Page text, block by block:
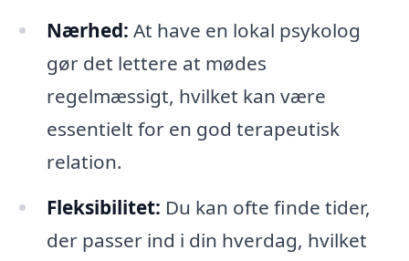
Nærhed: At have en lokal psykolog
gør det lettere at mødes
regelmæssigt, hvilket kan være
essentielt for en god terapeutisk
relation.
Fleksibilitet: Du kan ofte finde tider,
der passer ind i din hverdag, hvilket